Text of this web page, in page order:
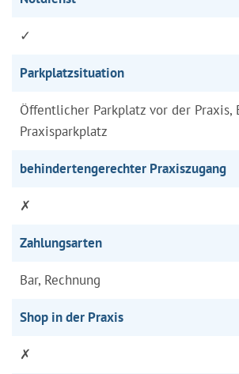
✓
Parkplatzsituation
Öffentlicher Parkplatz vor der Praxis,
Praxisparkplatz
behindertengerechter Praxiszugang
✗
Zahlungsarten
Bar, Rechnung
Shop in der Praxis
✗